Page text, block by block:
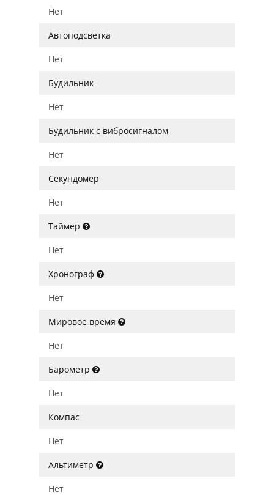
Нет
Автоподсветка
Нет
Будильник
Нет
Будильник с вибросигналом
Нет
Секундомер
Нет
Таймер
Нет
Хронограф
Нет
Мировое время
Нет
Барометр
Нет
Компас
Нет
Альтиметр
Нет